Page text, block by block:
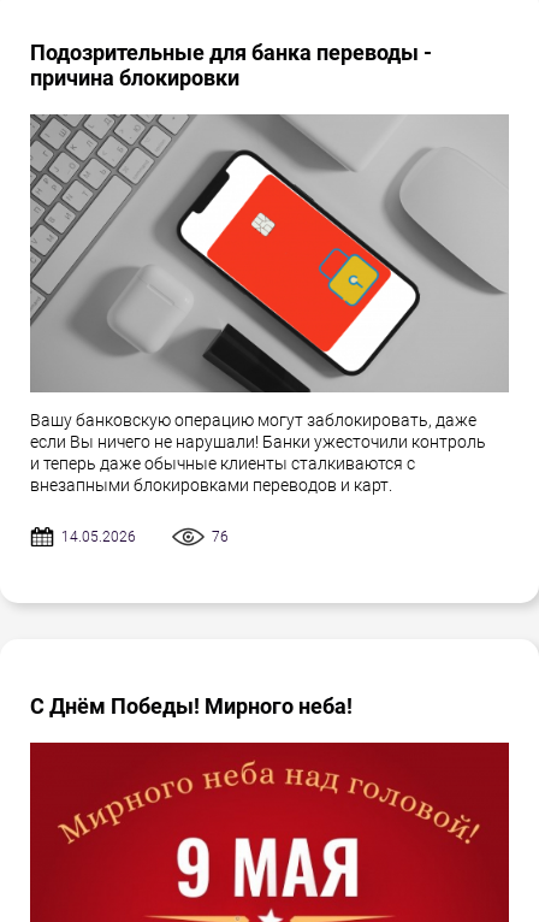
Подозрительные для банка переводы -
причина блокировки
Вашу банковскую операцию могут заблокировать, даже
если Вы ничего не нарушали! Банки ужесточили контроль
и теперь даже обычные клиенты сталкиваются с
внезапными блокировками переводов и карт.
14.05.2026 76
С Днём Победы! Мирного неба!